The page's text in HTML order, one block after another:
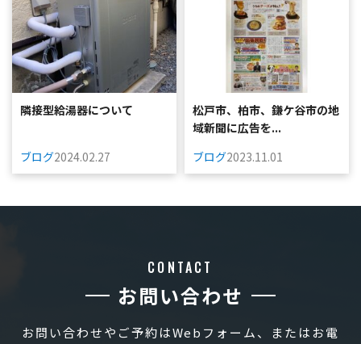
隣接型給湯器について
ブログ2024.02.27
松戸市、柏市、鎌ケ谷市の地
域新聞に広告を...
ブログ2023.11.01
CONTACT
お問い合わせ
お問い合わせやご予約はWebフォーム、またはお電